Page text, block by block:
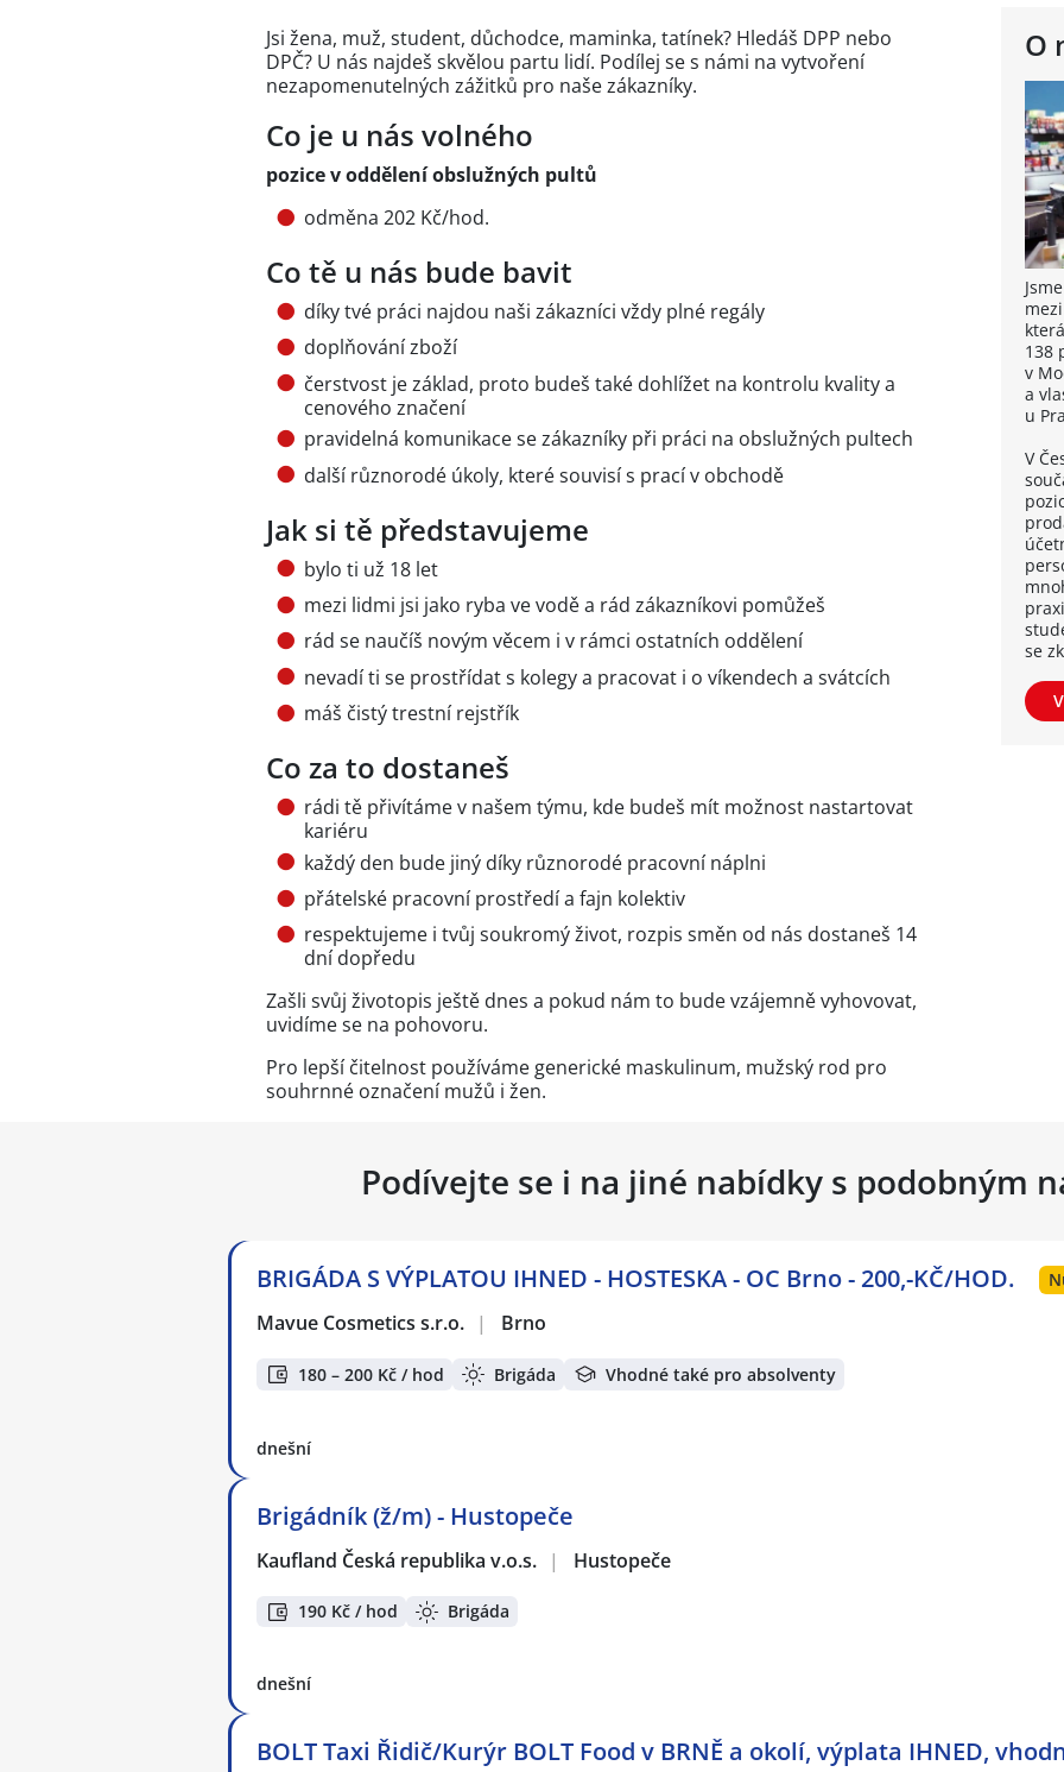
O
138
v
a
u
V
se
Jsi žena, muž, student, důchodce, maminka, tatínek? Hledáš DPP nebo
DPČ? U nás najdeš skvělou partu lidí. Podílej se s námi na vytvoření
nezapomenutelných zážitků pro naše zákazníky.
Co je u nás volného
pozice v oddělení obslužných pultů
odměna 202 Kč/hod.
Co tě u nás bude bavit
díky tvé práci najdou naši zákazníci vždy plné regály
doplňování zboží
čerstvost je základ, proto budeš také dohlížet na kontrolu kvality a
cenového značení
pravidelná komunikace se zákazníky při práci na obslužných pultech
další různorodé úkoly, které souvisí s prací v obchodě
Jak si tě představujeme
bylo ti už 18 let
mezi lidmi jsi jako ryba ve vodě a rád zákazníkovi pomůžeš
rád se naučíš novým věcem i v rámci ostatních oddělení
nevadí ti se prostřídat s kolegy a pracovat i o víkendech a svátcích
máš čistý trestní rejstřík
Co za to dostaneš
rádi tě přivítáme v našem týmu, kde budeš mít možnost nastartovat
kariéru
každý den bude jiný díky různorodé pracovní náplni
přátelské pracovní prostředí a fajn kolektiv
respektujeme i tvůj soukromý život, rozpis směn od nás dostaneš 14
dní dopředu
Zašli svůj životopis ještě dnes a pokud nám to bude vzájemně vyhovovat,
uvidíme se na pohovoru.
Pro lepší čitelnost používáme generické maskulinum, mužský rod pro
souhrnné označení mužů i žen.
Podívejte se i na jiné nabídky s podobným
BRIGÁDA S VÝPLATOU IHNED - HOSTESKA - OC Brno - 200,-KČ/HOD.
Mavue Cosmetics s.r.o. | Brno
180 – 200 Kč / hod Brigáda Vhodné také pro absolventy
dnešní
Brigádník (ž/m) - Hustopeče
Kaufland Česká republika v.o.s. | Hustopeče
190 Kč / hod Brigáda
dnešní
BOLT Taxi Řidič/Kurýr BOLT Food v BRNĚ a okolí, výplata IHNED,